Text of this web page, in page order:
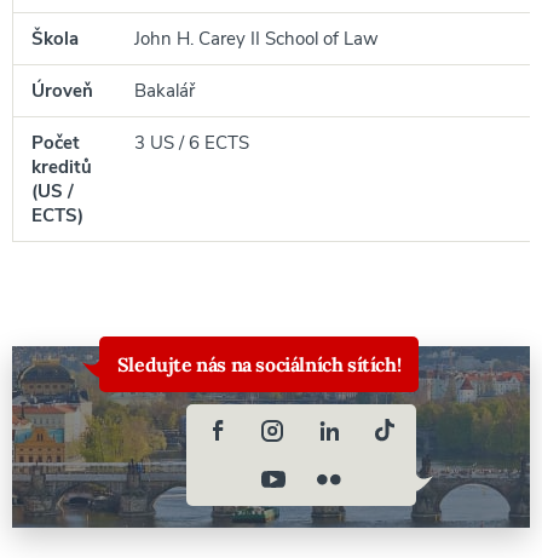
Škola John H. Carey II School of Law
Úroveň Bakalář
Počet
kreditů
(US /
ECTS)
3 US / 6 ECTS
Sledujte nás na sociálních sítích!